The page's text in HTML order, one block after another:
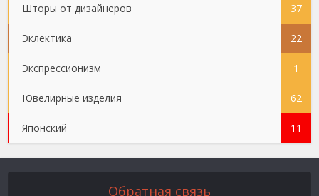
Шторы от дизайнеров 37
Эклектика 22
Экспрессионизм 1
Ювелирные изделия 62
Японский 11
Обратная связь